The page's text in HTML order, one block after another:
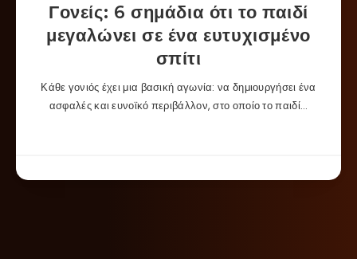
Γονείς: 6 σημάδια ότι το παιδί
μεγαλώνει σε ένα ευτυχισμένο
σπίτι
Κάθε γονιός έχει μια βασική αγωνία: να δημιουργήσει ένα
ασφαλές και ευνοϊκό περιβάλλον, στο οποίο το παιδί…